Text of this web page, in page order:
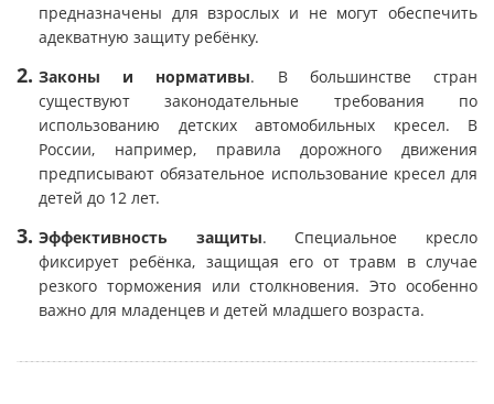
предназначены для взрослых и не могут обеспечить
адекватную защиту ребёнку.
Законы и нормативы. В большинстве стран
существуют законодательные требования по
использованию детских автомобильных кресел. В
России, например, правила дорожного движения
предписывают обязательное использование кресел для
детей до 12 лет.
Эффективность защиты. Специальное кресло
фиксирует ребёнка, защищая его от травм в случае
резкого торможения или столкновения. Это особенно
важно для младенцев и детей младшего возраста.